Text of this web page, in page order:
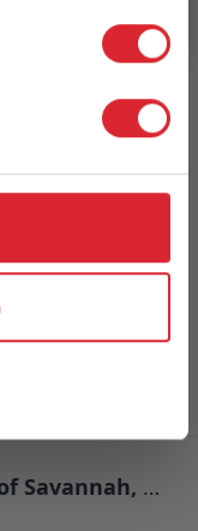
- theGoogle
Adore Hoofdsteun, Stof Savannah, S520 Taupe